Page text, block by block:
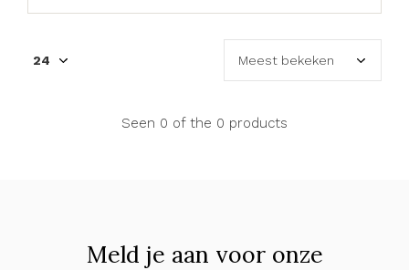
Seen 0 of the 0 products
Meld je aan voor onze